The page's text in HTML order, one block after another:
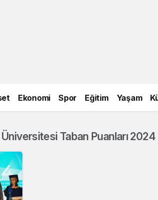
Ekonomi Spor Eğitim Yaşam
Taban Puanları 2024